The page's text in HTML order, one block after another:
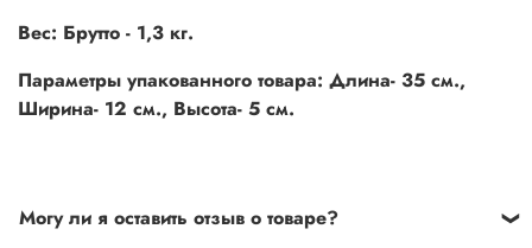
Вес: Брутто - 1,3 кг.
Параметры упакованного товара: Длина- 35 см.,
Ширина- 12 см., Высота- 5 см.
Могу ли я оставить отзыв о товаре?